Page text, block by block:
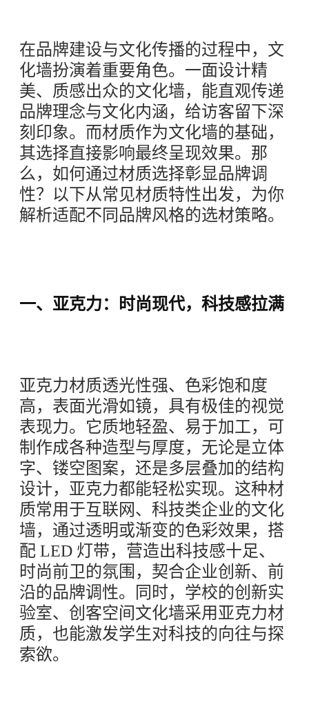
在品牌建设与文化传播的过程中，文
化墙扮演着重要角色。一面设计精
美、质感出众的文化墙，能直观传递
品牌理念与文化内涵，给访客留下深
刻印象。而材质作为文化墙的基础，
其选择直接影响最终呈现效果。那
么，如何通过材质选择彰显品牌调
性？以下从常见材质特性出发，为你
解析适配不同品牌风格的选材策略。
一、亚克力：时尚现代，科技感拉满
亚克力材质透光性强、色彩饱和度
高，表面光滑如镜，具有极佳的视觉
表现力。它质地轻盈、易于加工，可
制作成各种造型与厚度，无论是立体
字、镂空图案，还是多层叠加的结构
设计，亚克力都能轻松实现。这种材
质常用于互联网、科技类企业的文化
墙，通过透明或渐变的色彩效果，搭
配 LED 灯带，营造出科技感十足、
时尚前卫的氛围，契合企业创新、前
沿的品牌调性。同时，学校的创新实
验室、创客空间文化墙采用亚克力材
质，也能激发学生对科技的向往与探
索欲。